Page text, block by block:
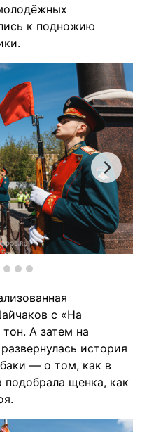
к подножию
с «На
А затем на
история
— о том, как в
подобрала щенка, как